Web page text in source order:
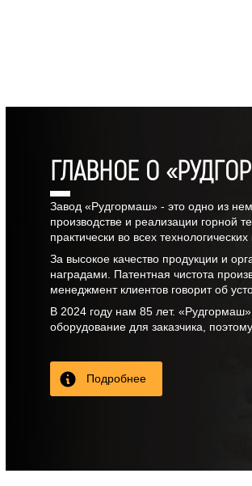
ГЛАВНОЕ О
Завод «Рудгормаш» - это одно из
производстве и реализации горной
практически во всех
За высокое качество продукции и
наградами. Патентная чистота
менеджмент клиентов говорит об
В 2024 году нам 85 лет.
оборудование для заказчика,
Подробнее